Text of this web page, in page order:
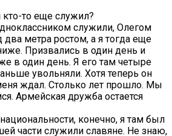
кто-то еще служил?
служили, Олегом
метра ростом, а я тогда еще
Призвались в один день и
в один день. Я его там четыре
увольняли. Хотя теперь он
ждал. Столько лет прошло. Мы
Армейская дружба остается
конечно, я там был
части служили славяне. Не знаю,